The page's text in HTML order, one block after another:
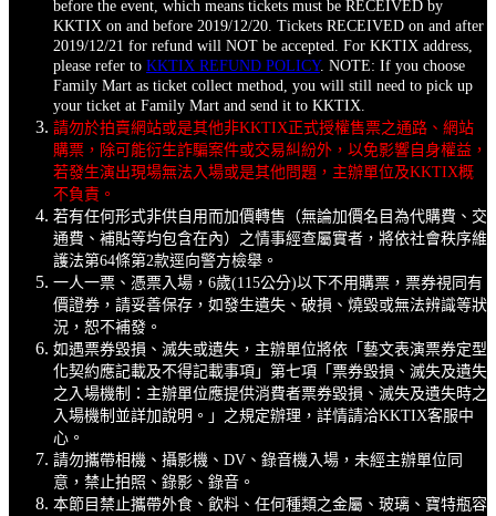
before the event, which means tickets must be RECEIVED by
KKTIX on and before 2019/12/20. Tickets RECEIVED on and after
2019/12/21 for refund will NOT be accepted. For KKTIX address,
please refer to KKTIX REFUND POLICY. NOTE: If you choose
Family Mart as ticket collect method, you will still need to pick up
your ticket at Family Mart and send it to KKTIX.
請勿於拍賣網站或是其他非KKTIX正式授權售票之通路、網站
購票，除可能衍生詐騙案件或交易糾紛外，以免影響自身權益，
若發生演出現場無法入場或是其他問題，主辦單位及KKTIX概
不負責。
若有任何形式非供自用而加價轉售（無論加價名目為代購費、交
通費、補貼等均包含在內）之情事經查屬實者，將依社會秩序維
護法第64條第2款逕向警方檢舉。
一人一票、憑票入場，6歲(115公分)以下不用購票，票券視同有
價證券，請妥善保存，如發生遺失、破損、燒毀或無法辨識等狀
況，恕不補發。
如遇票券毀損、滅失或遺失，主辦單位將依「藝文表演票券定型
化契約應記載及不得記載事項」第七項「票券毀損、滅失及遺失
之入場機制：主辦單位應提供消費者票券毀損、滅失及遺失時之
入場機制並詳加說明。」之規定辦理，詳情請洽KKTIX客服中
心。
請勿攜帶相機、攝影機、DV、錄音機入場，未經主辦單位同
意，禁止拍照、錄影、錄音。
本節目禁止攜帶外食、飲料、任何種類之金屬、玻璃、寶特瓶容